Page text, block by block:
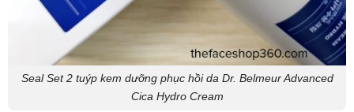
Seal Set 2 tuýp kem dưỡng phục hồi da Dr. Belmeur Advanced
Cica Hydro Cream